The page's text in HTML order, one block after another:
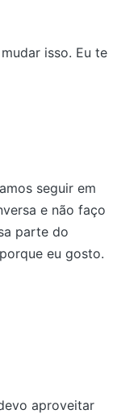
isso. Eu te
seguir em
e não faço
parte do
eu gosto.
aproveitar